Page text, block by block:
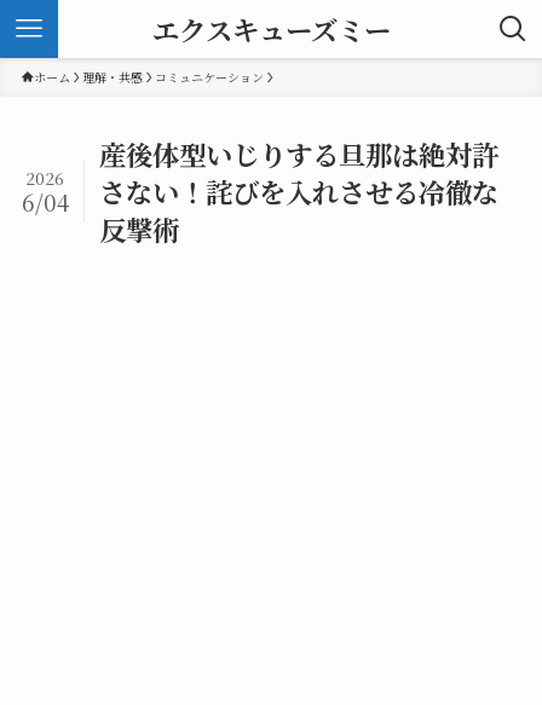
エクスキューズミー
ホーム 理解・共感 コミュニケーション
産後体型いじりする旦那は絶対許
さない！詫びを入れさせる冷徹な
反撃術
2026
6/04